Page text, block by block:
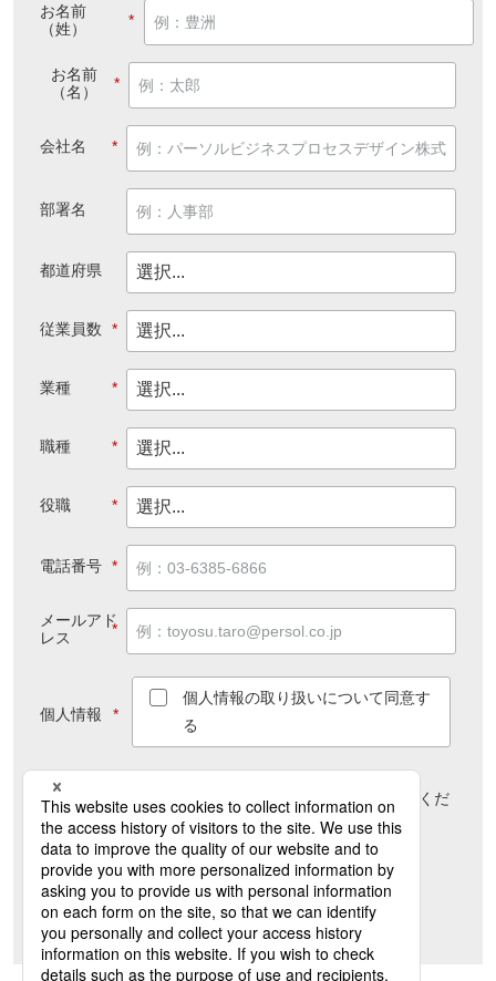
*
お名前
（姓）
*
お名前
（名）
*
会社名
部署名
都道府県
*
従業員数
*
業種
*
職種
*
役職
*
電話番号
*
メールアド
レス
*
個人情報
個人情報の取り扱いについて同意す
る
個人情報のお取り扱い方針について は こちら
をご覧くだ
さい
送信